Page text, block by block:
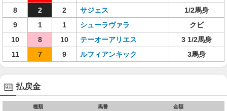
8
2 2 サジェス
1/2馬身
9
1 1 シューラヴァラ
クビ
10
8 10 テーオーアリエス
3 1/2馬身
11
7 9 ルフィアンキック 3馬身
払戻金
種類 馬番 金額